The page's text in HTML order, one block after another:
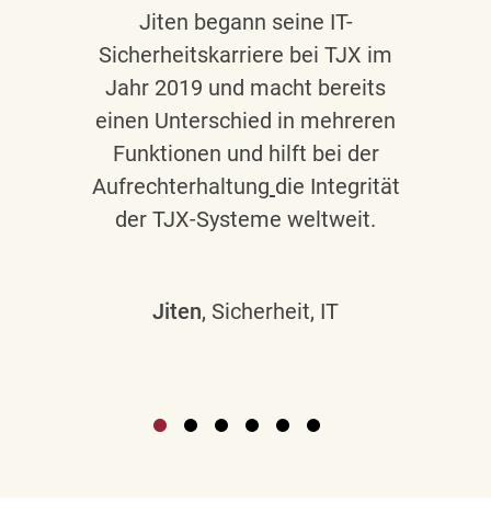
Jiten begann seine IT-
Sicherheitskarriere bei TJX im
Jahr 2019 und macht bereits
einen Unterschied in mehreren
Funktionen und hilft bei der
Aufrechterhaltung die Integrität
der TJX-Systeme weltweit.
Jiten, Sicherheit, IT